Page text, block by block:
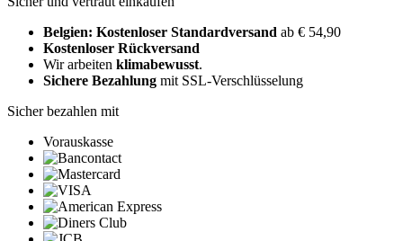
Belgien: Kostenloser Standardversand ab € 54,90
Kostenloser Rückversand
Wir arbeiten klimabewusst.
Sichere Bezahlung mit SSL-Verschlüsselung
Sicher bezahlen mit
Vorauskasse